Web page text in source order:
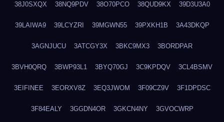
38J0SXQX 38NQ9PDV 38O70PCO 38QUD9KX 39D3U3A0
39LAIWA9 39LCYZRI 39MGWN55 39PXKH1B 3A43DKQP
3AGNJUCU 3ATCGY3X 3BKC9MX3 3BORDPAR
3BVH0QRQ 3BWP93L1 3BYQ70GJ 3C9KPDQV 3CL4BSMV
3EIFINEE 3EORXV8Z 3EQ3JWOM 3F09CZ9V 3F1DPDSC
3F84EALY 3GGDN4OR 3GKCN4NY 3GVOCWRP